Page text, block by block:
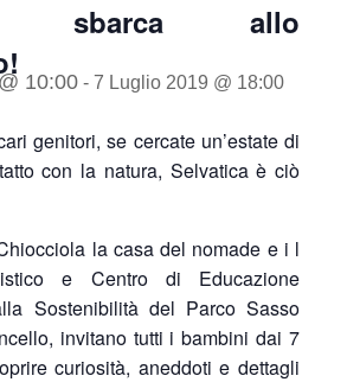
sbarca allo
10:00 - 7 Luglio 2019 @ 18:00
genitori, se cercate un’estate di
con la natura, Selvatica è ciò
la casa del nomade e i l
e Centro di Educazione
Sostenibilità del Parco Sasso
invitano tutti i bambini dai 7
curiosità, aneddoti e dettagli